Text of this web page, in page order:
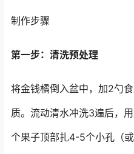
制作步骤
第一步：清洗预处理
将金钱橘倒入盆中，加2勺
质。流动清水冲洗3遍后，
个果子顶部扎4-5个小孔（